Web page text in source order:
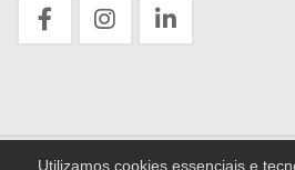
Utilizamos cookies essenciais e